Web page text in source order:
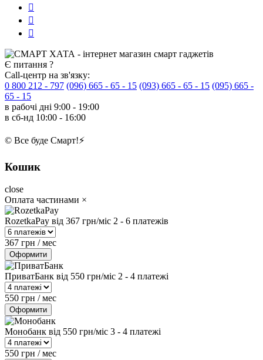
Є питання ?
Call-центр на зв'язку:
0 800 212 - 797 (096) 665 - 65 - 15 (093) 665 - 65 - 15 (095) 665 -
65 - 15
в рабочі дні 9:00 - 19:00
в сб-нд 10:00 - 16:00
© Все буде Смарт!⚡️
Кошик
close
Оплата частинами ×
RozetkaPay від 367 грн/міс 2 - 6 платежів
367 грн / мес
Оформити
ПриватБанк від 550 грн/міс 2 - 4 платежі
550 грн / мес
Оформити
Монобанк від 550 грн/міс 3 - 4 платежі
550 грн / мес